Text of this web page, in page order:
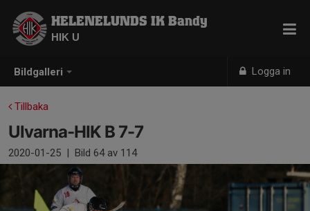
Bildgalleri Logga in
HELENELUNDS IK Bandy
HIK U
Tillbaka
Ulvarna-HIK B 7-7
2020-01-25 | Bild 64av 114